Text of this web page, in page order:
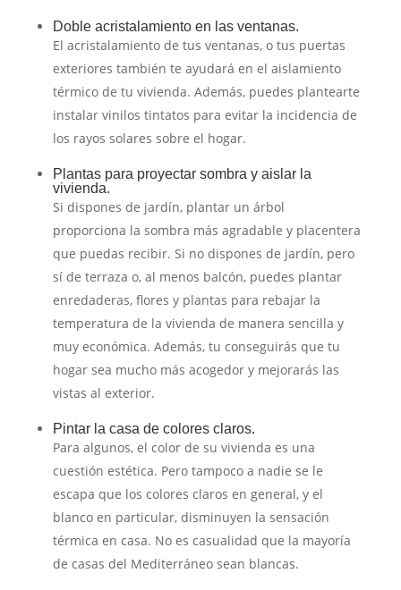
Doble acristalamiento en las ventanas.
El acristalamiento de tus ventanas, o tus puertas
exteriores también te ayudará en el aislamiento
térmico de tu vivienda. Además, puedes plantearte
instalar vinilos tintatos para evitar la incidencia de
los rayos solares sobre el hogar.
Plantas para proyectar sombra y aislar la
vivienda.
Si dispones de jardín, plantar un árbol
proporciona la sombra más agradable y placentera
que puedas recibir. Si no dispones de jardín, pero
sí de terraza o, al menos balcón, puedes plantar
enredaderas, flores y plantas para rebajar la
temperatura de la vivienda de manera sencilla y
muy económica. Además, tu conseguirás que tu
hogar sea mucho más acogedor y mejorarás las
vistas al exterior.
Pintar la casa de colores claros.
Para algunos, el color de su vivienda es una
cuestión estética. Pero tampoco a nadie se le
escapa que los colores claros en general, y el
blanco en particular, disminuyen la sensación
térmica en casa. No es casualidad que la mayoría
de casas del Mediterráneo sean blancas.